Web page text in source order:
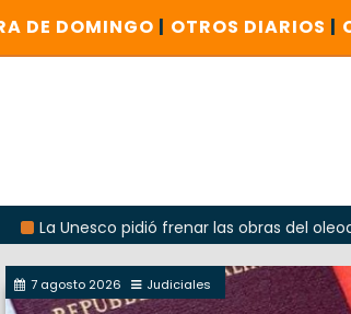
DE DOMINGO | OTROS DIARIOS |
pidió frenar las obras del oleoducto en
7 agosto 2026 Judiciales